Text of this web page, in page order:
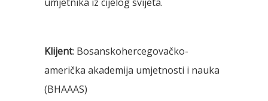
Klijent: Bosanskohercegovačko-
američka akademija umjetnosti i nauka
(BHAAAS)